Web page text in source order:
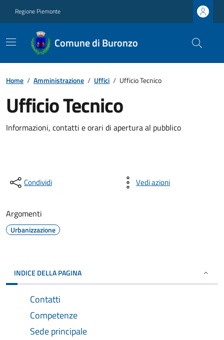
Regione Piemonte
Comune di Buronzo
Home / Amministrazione / Uffici / Ufficio Tecnico
Ufficio Tecnico
Informazioni, contatti e orari di apertura al pubblico
Condividi Vedi azioni
Argomenti
Urbanizzazione
INDICE DELLA PAGINA
Contatti
Competenze
Sede principale